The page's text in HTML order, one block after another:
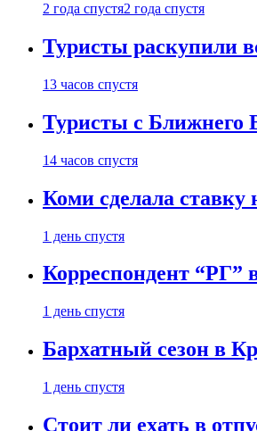
2 года спустя2 года спустя
Туристы раскупили
13 часов спустя
Туристы с Ближнего
14 часов спустя
Коми сделала ставку
1 день спустя
Корреспондент “РГ”
1 день спустя
Бархатный сезон в
1 день спустя
Стоит ли ехать в